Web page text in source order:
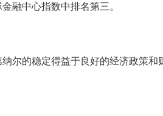
融中心指数中排名第三。
尔的稳定得益于良好的经济政策和